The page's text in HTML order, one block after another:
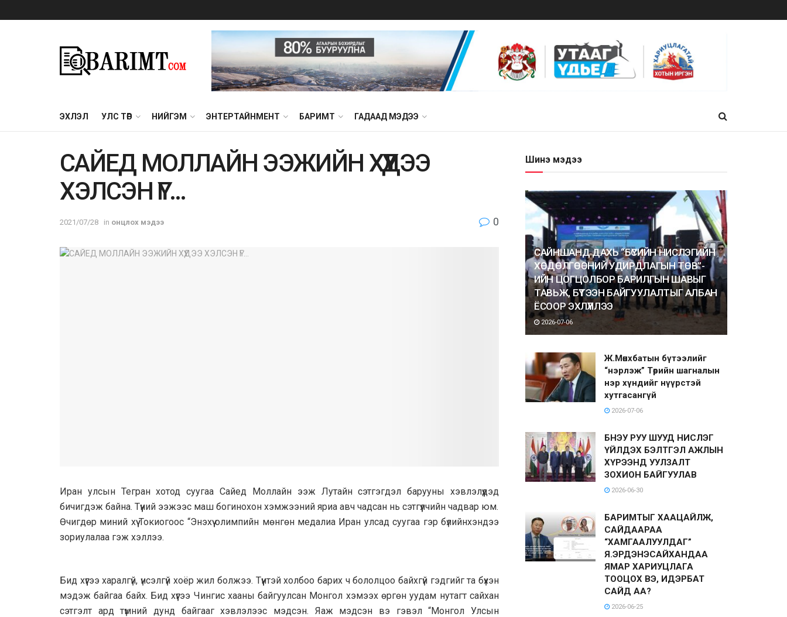
ЭХЛЭЛ УЛС ТӨР НИЙГЭМ ЭНТЕРТАЙНМЕНТ БАРИМТ ГАДААД МЭДЭЭ
САЙЕД МОЛЛАЙН ЭЭЖИЙН ХҮҮДЭЭ
ХЭЛСЭН ҮГ…
2021/07/28 in онцлох мэдээ 0
Иран улсын Тегран хотод суугаа Сайед Моллайн ээж Лутайн сэтгэгдэл барууны хэвлэлүүдэд
бичигдэж байна. Түүний ээжээс маш богинохон хэмжээний яриа авч чадсан нь сэтгүүлчийн чадвар юм.
Өчигдөр миний хүү Токиогоос “Энэхүү олимпийн мөнгөн медалиа Иран улсад суугаа гэр бүлийнхэндээ
зориулалаа гэж хэллээ.
Бид хүүгээ харалгүй, үнсэлгүй хоёр жил болжээ. Түүнтэй холбоо барих ч бололцоо байхгүй гэдгийг та бүхэн
мэдэж байгаа байх. Бид хүүгээ Чингис хааны байгуулсан Монгол хэмээх өргөн уудам нутагт сайхан
сэтгэлт ард түмний дунд байгааг хэвлэлээс мэдсэн. Яаж мэдсэн вэ гэвэл “Монгол Улсын
Шинэ мэдээ
САЙНШАНД ДАХЬ “БҮСИЙН НИСЛЭГИЙН
ХӨДӨЛГӨӨНИЙ УДИРДЛАГЫН ТӨВ”-
ИЙН ЦОГЦОЛБОР БАРИЛГЫН ШАВЫГ
ТАВЬЖ, БҮТЭЭН БАЙГУУЛАЛТЫГ АЛБАН
ЁСООР ЭХЛҮҮЛЛЭЭ
2026-07-06
Ж.Мөнхбатын бүтээлийг
“нэрлэж” Төрийн шагналын
нэр хүндийг нүүрстэй
хутгасангүй
2026-07-06
БНЭУ РУУ ШУУД НИСЛЭГ
ҮЙЛДЭХ БЭЛТГЭЛ АЖЛЫН
ХҮРЭЭНД УУЛЗАЛТ
ЗОХИОН БАЙГУУЛАВ
2026-06-30
БАРИМТЫГ ХААЦАЙЛЖ,
САЙДААРАА
“ХАМГААЛУУЛДАГ”
Я.ЭРДЭНЭСАЙХАНДАА
ЯМАР ХАРИУЦЛАГА
ТООЦОХ ВЭ, ИДЭРБАТ
САЙД АА?
2026-06-25